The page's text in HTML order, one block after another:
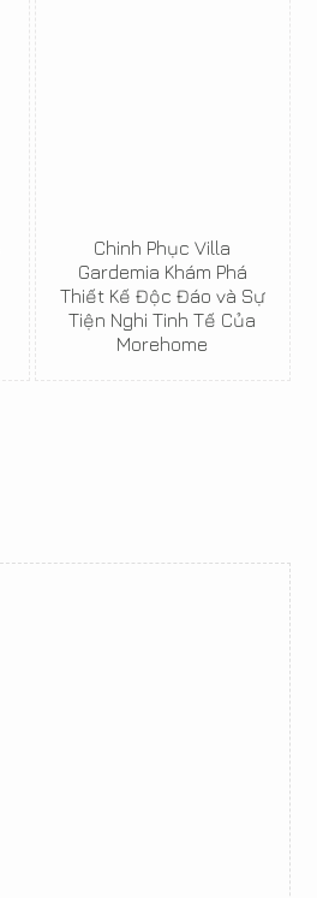
Chinh Phục Villa
Gardemia Khám Phá
Thiết Kế Độc Đáo và Sự
Tiện Nghi Tinh Tế Của
Morehome